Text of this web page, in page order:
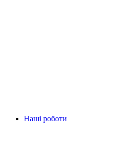
Наші роботи